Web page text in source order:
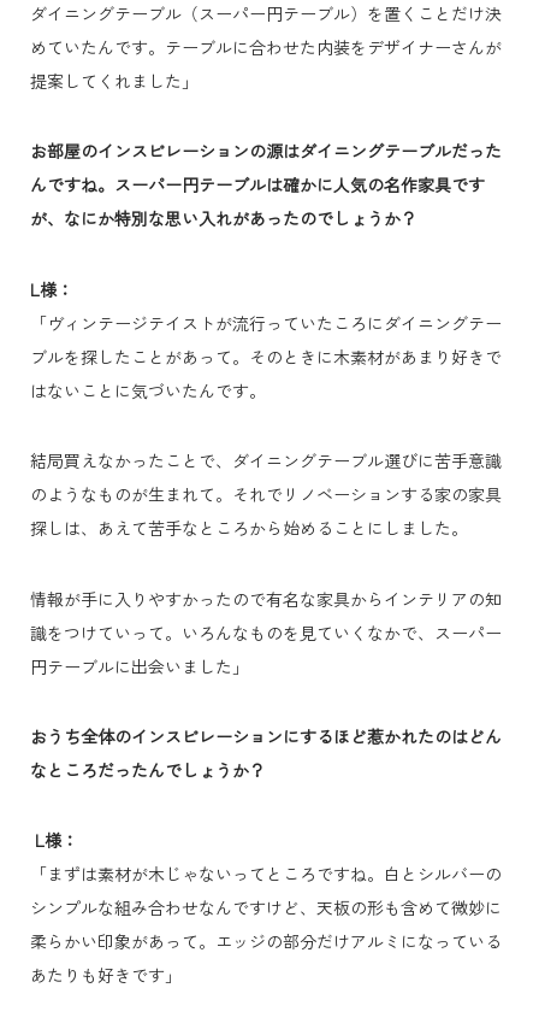
ダイニングテーブル（スーパー円テーブル）を置くことだけ決
めていたんです。テーブルに合わせた内装をデザイナーさんが
提案してくれました」
お部屋のインスピレーションの源はダイニングテーブルだった
んですね。スーパー円テーブルは確かに人気の名作家具です
が、なにか特別な思い入れがあったのでしょうか？
L様：
「ヴィンテージテイストが流行っていたころにダイニングテー
ブルを探したことがあって。そのときに木素材があまり好きで
はないことに気づいたんです。
結局買えなかったことで、ダイニングテーブル選びに苦手意識
のようなものが生まれて。それでリノベーションする家の家具
探しは、あえて苦手なところから始めることにしました。
情報が手に入りやすかったので有名な家具からインテリアの知
識をつけていって。いろんなものを見ていくなかで、スーパー
円テーブルに出会いました」
おうち全体のインスピレーションにするほど惹かれたのはどん
なところだったんでしょうか？
L様：
「まずは素材が木じゃないってところですね。白とシルバーの
シンプルな組み合わせなんですけど、天板の形も含めて微妙に
柔らかい印象があって。エッジの部分だけアルミになっている
あたりも好きです」